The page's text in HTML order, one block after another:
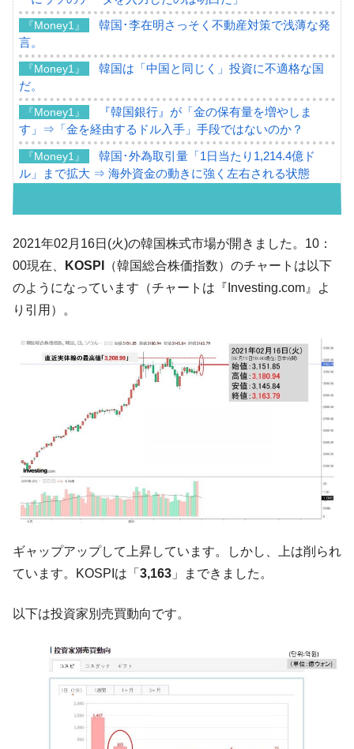
『Money1』
韓国･李在明さっそく不動産対策で浅薄な発
言。
『Money1』
韓国は「中国と同じく」投資に不適格な国
だ。
『Money1』
『韓国銀行』が「金の保有量を増やしま
す」⇒「金を経由するドル入手」手段ではないのか？
『Money1』
韓国･外為取引量「1日当たり1,214.4億ド
ル」まで拡大 ⇒ 海外資金の動きに強く左右される状態
い「50.5％」に上昇
『Money1』
韓国大統領府ボンクラ政策室長が告発され
た ⇒ 国家が行った恐るべき株価操作であり、空前の国政壟
『Money1』
動」
『Money1』
中国だけが鉄鋼輸出を異常増加させる ⇒ 中
国の過剰生産が世界を蝕む。
韓国製造業「半導体絶好調」のウラで他業
種は全般的「不調」⇒ PSIが示す現況は決して良くない。
『Money1』
【米韓激突案件】韓国消費者院が『クーパ
ン』1人当たり賠償10万ウォンを認定 ⇒ 総額3兆7,000億
『Money1』 韓国で猛暑。南東部では干ばつ
『Money1』
韓国型イージス搭載の次世代駆逐艦
「KDDX」1番艦、2032年竣工と公示
『Money1』
【対日本円】ウォン安が急進！ 日米の協調
に韓国がいっちょがみしたのでは。
は韓国で『BYD』車は売れている。6カ月で対前年同期比
『Money1』
在韓米国大使スティールが着韓！⇒ さっそ
く空港に詰めかけ「出て行け！」「極右勢力」のプラカー
ドを掲げる「在韓反米勢力」
『Money1』
韓国政府「2035年までに18.4GW規模のAIデ
ータセンター整備」⇒ だから無理だってば。
2021年02月16日(火)の韓国株式市場が開きました。10：
00現在、
KOSPI
（韓国総合株価指数）のチャートは以下
のようになっています（チャートは『Investing.com』よ
り引用）。
ギャップアップして上昇しています。しかし、上は削られ
ています。KOSPIは「 3,163 」まできました。
以下は投資家別売買動向です。